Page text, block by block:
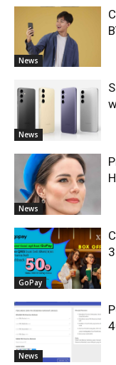
News
News
News
GoPay
News